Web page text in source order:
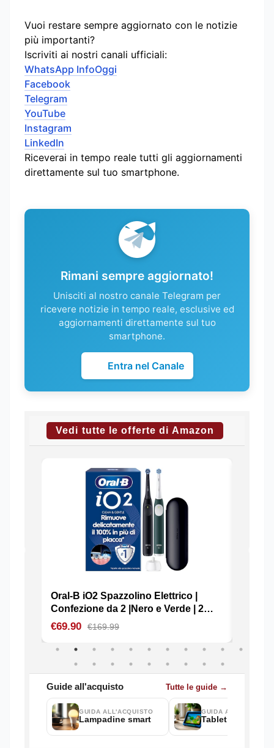
Vuoi restare sempre aggiornato con le notizie
più importanti?
Iscriviti ai nostri canali ufficiali:
WhatsApp InfoOggi
Facebook
Telegram
YouTube
Instagram
LinkedIn
Riceverai in tempo reale tutti gli aggiornamenti
direttamente sul tuo smartphone.
Rimani sempre aggiornato!
Unisciti al nostro canale Telegram per
ricevere notizie in tempo reale, esclusive ed
aggiornamenti direttamente sul tuo
smartphone.
Entra nel Canale